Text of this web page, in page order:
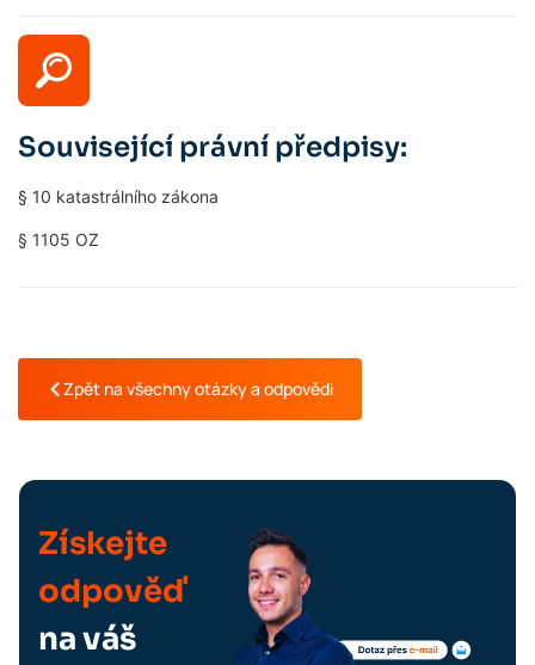
Související právní předpisy:
§ 10 katastrálního zákona
§ 1105 OZ
Zpět na všechny otázky a odpovědi
Získejte
odpověď
na váš